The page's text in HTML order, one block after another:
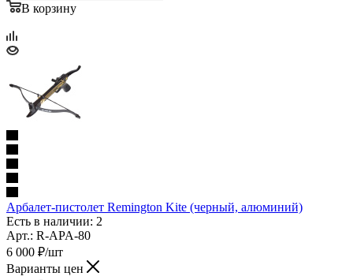
В корзину
Арбалет-пистолет Remington Kite (черный, алюминий)
Есть в наличии: 2
Арт.: R-APA-80
6 000 ₽/шт
Варианты цен